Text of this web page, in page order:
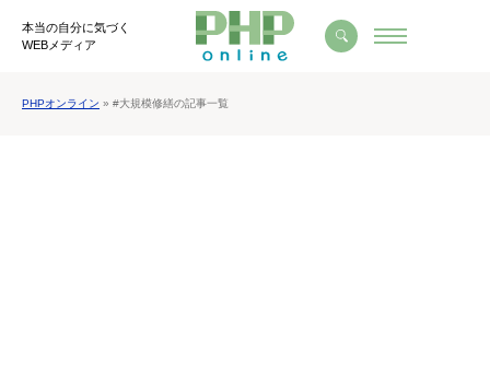
本当の自分に気づく
WEBメディア
PHPオンライン » #大規模修繕の記事一覧